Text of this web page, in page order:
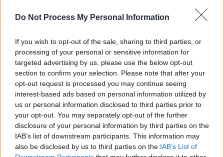
Do Not Process My Personal Information
If you wish to opt-out of the sale, sharing to third parties, or
processing of your personal or sensitive information for
targeted advertising by us, please use the below opt-out
section to confirm your selection. Please note that after your
opt-out request is processed you may continue seeing
interest-based ads based on personal information utilized by
us or personal information disclosed to third parties prior to
your opt-out. You may separately opt-out of the further
disclosure of your personal information by third parties on the
IAB’s list of downstream participants. This information may
also be disclosed by us to third parties on the IAB’s List of
Quant à lui, la justice lui a ajouté deux années de prison
aux 13 ans initialement prononcés.
Rechercher
RECHERCHER
Articles récents